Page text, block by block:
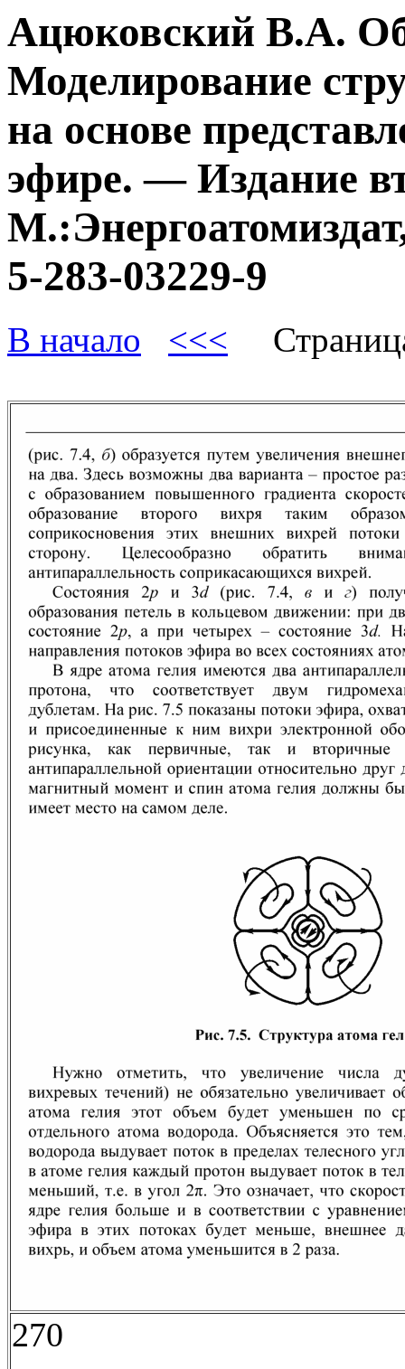
Ацюковский В.А.
Моделирование
на основе
эфире. — Издание
5-283-03229-9
В начало <<<
270